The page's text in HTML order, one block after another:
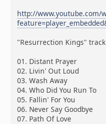
http://www.youtube.com/
"Resurrection Kings"
01. Distant Prayer
02. Livin' Out Loud
03. Wash Away
04. Who Did You Run To
05. Fallin' For You
06. Never Say Goodbye
07. Path Of Love